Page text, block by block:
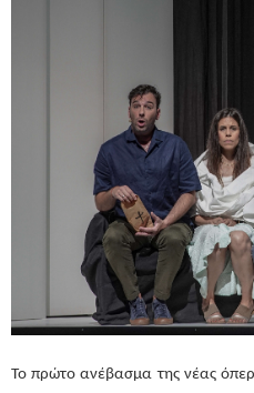
Το πρώτο ανέβασμα της νέας